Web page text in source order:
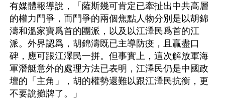
有媒體報導說，「薩斯幾可肯定已牽扯出中共高層
的權力鬥爭，而鬥爭的兩個焦點人物分別是以胡錦
濤和溫家寶爲首的團派，以及以江澤民爲首的江
派。外界認爲，胡錦濤既已主導防疫，且贏盡口
碑，應可跟江澤民一拼。但事實上，這次解放軍海
軍潛艇意外的處理方法已表明，江澤民仍是中國政
壇的「主角」，胡的權勢還難以跟江澤民抗衡，更
不要說攤牌了。」